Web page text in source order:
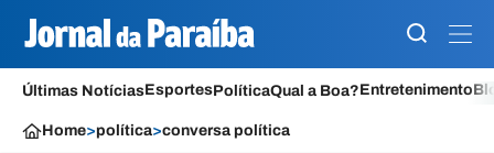
Últimas NotíciasEsportesPolíticaQual a Boa?Entretenimento
Home>política>conversa política